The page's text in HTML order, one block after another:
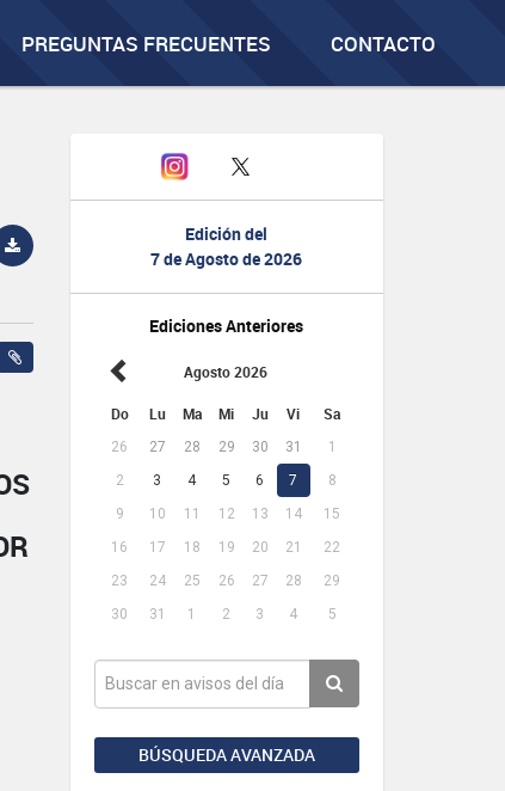
PREGUNTAS FRECUENTES CONTACTO
Edición del
7 de Agosto de 2026
Ediciones Anteriores
Agosto 2026
Do Lu Ma Mi Ju Vi Sa
26 27 28 29 30 31
1
2
3 4 5 6 7
8
9
10 11 12 13 14
15
16
17 18 19 20 21
22
23
24 25 26 27 28
29
30
31 1 2 3 4 5
BÚSQUEDA AVANZADA